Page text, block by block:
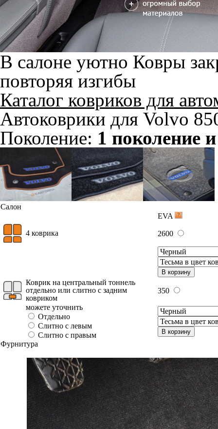
В салоне уютно Ковры
повторяя изгибы
Каталог ковриков для
Автоковрики для Volvo
Поколение: 1 поколение
Салон
EVA
4 коврика 2600
В корзину
Коврик на центральный тоннель
отдельно или слитно с задним
ковриком
350
можете уточнить
Отдельно
Слитно с левым
Слитно с правым
В корзину
Фурнитура